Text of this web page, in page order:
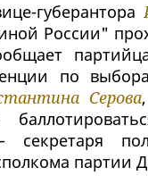
губерантора
России"
по
Серова
секретаря